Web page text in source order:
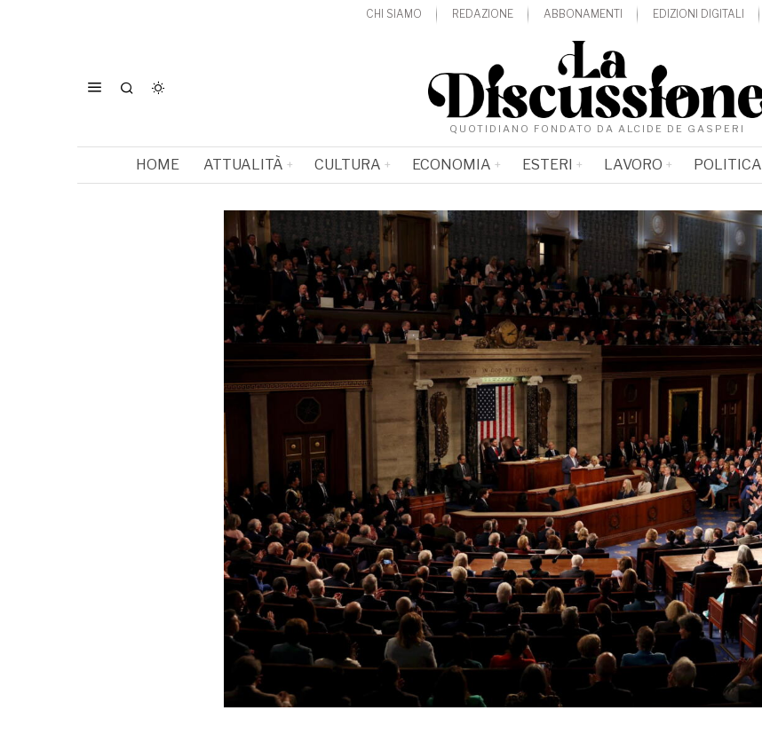
CHI SIAMO REDAZIONE ABBONAMENTI EDIZIONI DIGITALI
QUOTIDIANO FONDATO DA ALCIDE DE GASPERI
HOME ATTUALITÀ CULTURA ECONOMIA ESTERI LAVORO POLITICA